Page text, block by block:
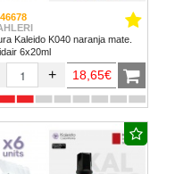
Kaleido K040 naranja mate.
6x20ml
+ 18,65€